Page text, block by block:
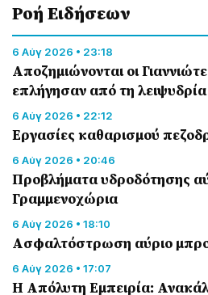
Ροή Eιδήσεων
6 Αύγ 2026 • 23:18
Αποζημιώνονται οι
επλήγησαν από τη λειψυδρία
6 Αύγ 2026 • 22:12
Εργασίες καθαρισμού
6 Αύγ 2026 • 20:46
Προβλήματα υδροδότησης
Γραμμενοχώρια
6 Αύγ 2026 • 18:10
Ασφαλτόστρωση αύριο
6 Αύγ 2026 • 17:07
Η Απόλυτη Εμπειρία: